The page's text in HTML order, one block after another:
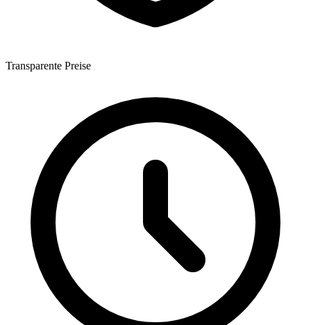
Transparente Preise